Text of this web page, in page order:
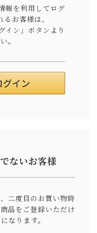
を利用してログ
お客様は、
イン」ボタンより
。
ないお客様
二度目のお買い物時
品をご登録いただけ
なります。